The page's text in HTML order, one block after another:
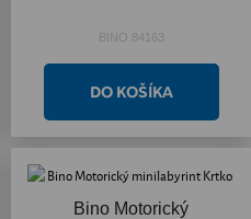
BINO.84163
Bino Motorický